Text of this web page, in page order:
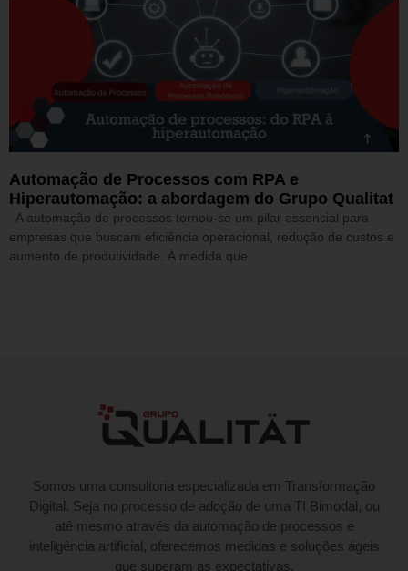
Automação de Processos com RPA e
Hiperautomação: a abordagem do Grupo Qualitat
A automação de processos tornou-se um pilar essencial para
empresas que buscam eficiência operacional, redução de custos e
aumento de produtividade. À medida que
Somos uma consultoria especializada em Transformação
Digital. Seja no processo de adoção de uma TI Bimodal, ou
até mesmo através da automação de processos e
inteligência artificial, oferecemos medidas e soluções ágeis
que superam as expectativas.